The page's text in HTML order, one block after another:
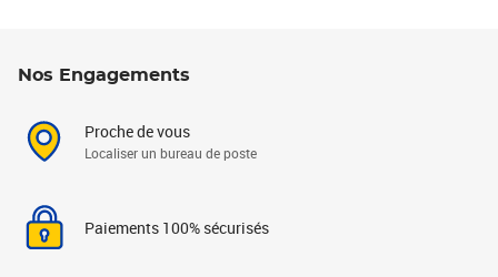
Nos Engagements
Proche de vous
Localiser un bureau de poste
Paiements 100% sécurisés